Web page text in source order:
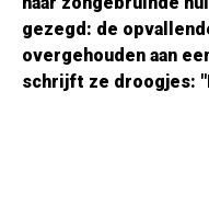
gezegd: de
overgehouden aan
schrijft ze droogjes: